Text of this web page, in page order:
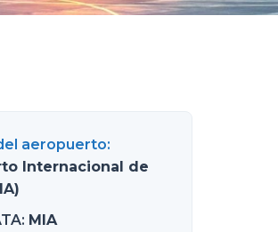
aeropuerto:
Internacional de
: MIA